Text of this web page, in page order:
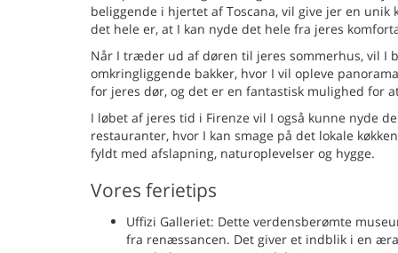
beliggende i hjertet af Toscana, vil give jer en
det hele er, at I kan nyde det hele fra jeres
Når I træder ud af døren til jeres sommerhus, vil I
omkringliggende bakker, hvor I vil opleve
for jeres dør, og det er en fantastisk mulighed for
I løbet af jeres tid i Firenze vil I også kunne nyde
restauranter, hvor I kan smage på det lokale
fyldt med afslapning, naturoplevelser og hygge.
Vores ferietips
Uffizi Galleriet: Dette verdensberømte
fra renæssancen. Det giver et indblik i en